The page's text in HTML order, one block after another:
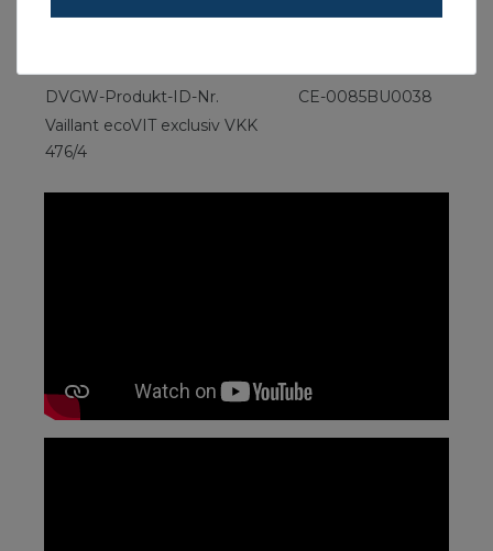
DVGW-Produkt-ID-Nr.
CE-0085BU0038
Vaillant ecoVIT exclusiv VKK
476/4